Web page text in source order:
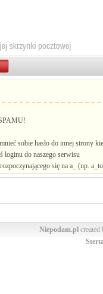
sobie hasło do innej strony
loginu do naszego serwisu
się na a_ (np.
Niepodam.pl created